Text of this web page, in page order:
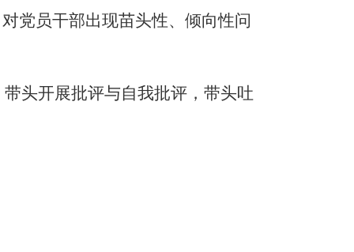
党员干部出现苗头性、倾向性问
头开展批评与自我批评，带头吐